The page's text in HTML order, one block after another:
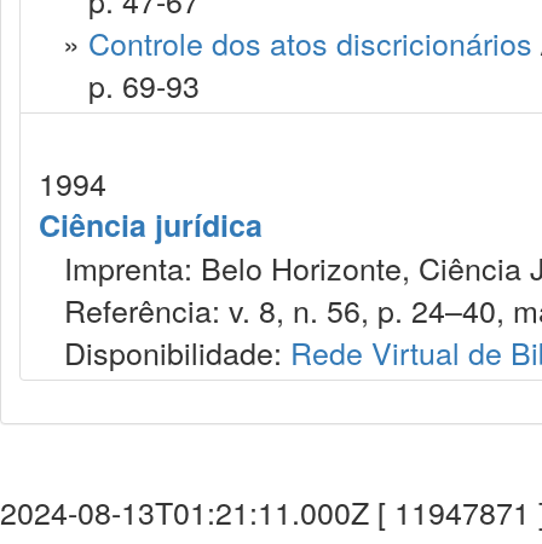
» Controle dos atos discricionários
p. 69-93
1994
Ciência jurídica
Imprenta: Belo Horizonte, Ciência
Referência: v. 8, n. 56, p. 24–40,
Disponibilidade: Rede Virtual de
2024-08-13T01:21:11.000Z [ 11947871